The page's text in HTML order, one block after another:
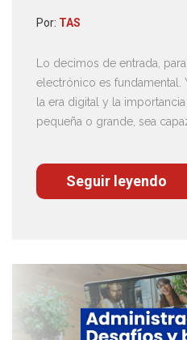
Por: TAS
Lo decimos de entrada,
electrónico es fundamental.
la era digital y la
pequeña o grande, sea capaz
Seguir leyendo